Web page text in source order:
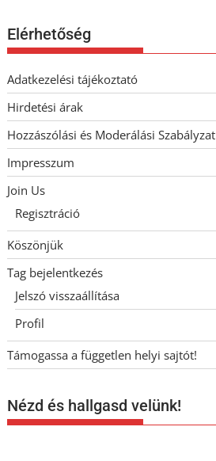
Elérhetőség
Adatkezelési tájékoztató
Hirdetési árak
Hozzászólási és Moderálási Szabályzat
Impresszum
Join Us
Regisztráció
Köszönjük
Tag bejelentkezés
Jelszó visszaállítása
Profil
Támogassa a független helyi sajtót!
Nézd és hallgasd velünk!